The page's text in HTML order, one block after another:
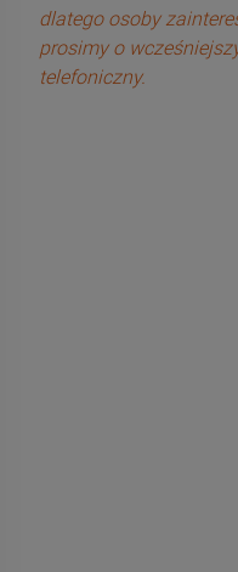
dlatego osoby
prosimy o
telefoniczny.